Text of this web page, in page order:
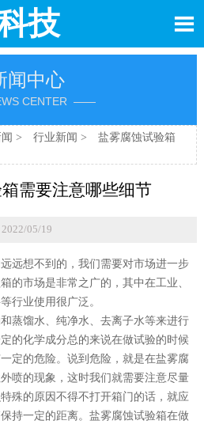
技 
闻中心
CENTER ——
> 行业新闻 >
盐雾腐蚀试验箱
需要注意哪些细节
2022/05/19
远想不到的，我们需要对市场进一步
的市场是非常之广的，其中在工业、
行业使用很广泛。
蒸馏水、纯净水、去离子水等来进行
的化学成分总的来说在做试验的时候
定的危险。说到危险，就是在盐雾腐
喷的现象，这时我们就需要注意尽量
殊的原因不得不打开箱门的话，就应
持一定的距离。盐雾腐蚀试验箱在做